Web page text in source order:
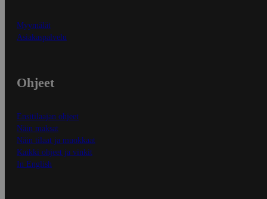
Myymälät
Asiakaspalvelu
Ohjeet
Ensitilaajan ohjeet
Näin maksat
Näin tilaat ja muokkaat
Kaikki ohjeet ja vinkit
In English